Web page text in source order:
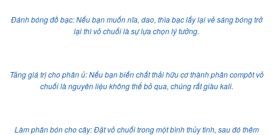
Đánh bóng đồ bạc: Nếu bạn muốn nĩa, dao, thìa bạc lấy lại vẻ sáng bóng trở
lại thì vỏ chuối là sự lựa chọn lý tưởng.
Tăng giá trị cho phân ủ: Nếu bạn biến chất thải hữu cơ thành phân compôt vỏ
chuối là nguyên liệu không thể bỏ qua, chúng rất giàu kali.
Làm phân bón cho cây: Đặt vỏ chuối trong một bình thủy tinh, sau đó thêm